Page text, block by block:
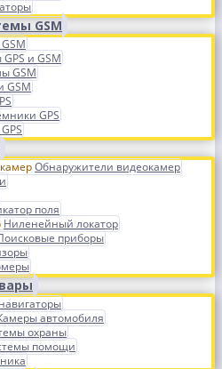
GSM
и GSM
GSM
GSM
GPS
Обнаружители видеокамер
поля
Ниленейный локатор
приборы
автомобиля
охраны
помощи